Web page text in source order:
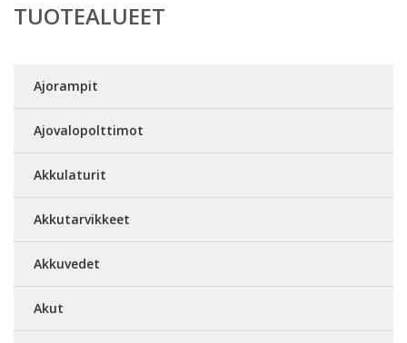
TUOTEALUEET
Ajorampit
Ajovalopolttimot
Akkulaturit
Akkutarvikkeet
Akkuvedet
Akut